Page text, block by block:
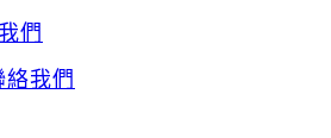
們
我們